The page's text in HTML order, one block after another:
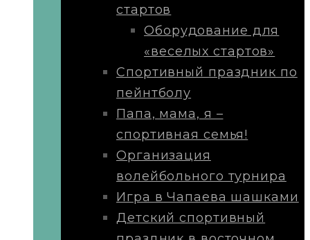
стартов
Оборудование для
«веселых стартов»
Спортивный праздник по
пейнтболу
Папа, мама, я –
спортивная семья!
Организация
волейбольного турнира
Игра в Чапаева шашками
Детский спортивный